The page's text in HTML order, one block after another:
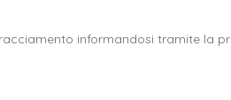
informandosi tramite la